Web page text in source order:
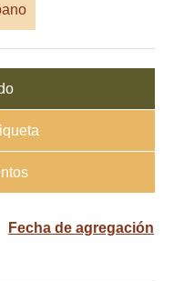
Fecha de agregación